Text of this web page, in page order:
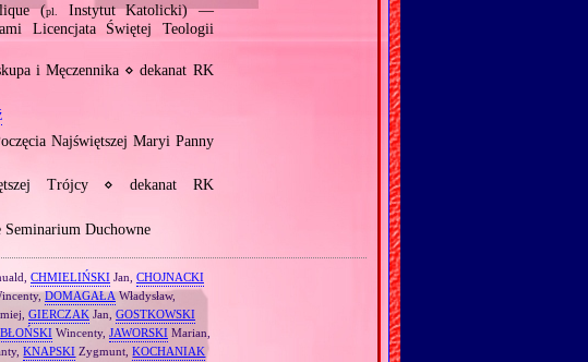
(pl.
Instytut Katolicki) —
Licencjata Świętej Teologii
i Męczennika ⋄ dekanat RK
Najświętszej Maryi Panny
Trójcy ⋄ dekanat RK
Duchowne
CHMIELIŃSKIJan, CHOJNACKI
DOMAGAŁAWładysław,
GIERCZAK Jan, GOSTKOWSKI
Wincenty, JAWORSKI Marian,
KNAPSKI Zygmunt,KOCHANIAK